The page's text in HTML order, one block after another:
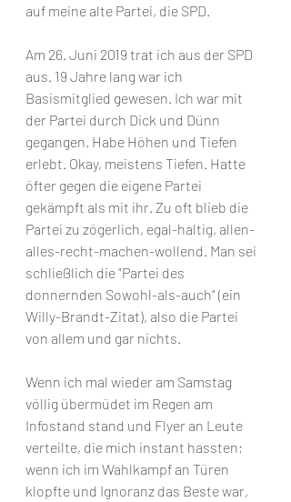
auf meine alte Partei, die SPD.
Am 26. Juni 2019 trat ich aus der SPD
aus. 19 Jahre lang war ich
Basismitglied gewesen. Ich war mit
der Partei durch Dick und Dünn
gegangen. Habe Höhen und Tiefen
erlebt. Okay, meistens Tiefen. Hatte
öfter gegen die eigene Partei
gekämpft als mit ihr. Zu oft blieb die
Partei zu zögerlich, egal-haltig, allen-
alles-recht-machen-wollend. Man sei
schließlich die "Partei des
donnernden Sowohl-als-auch" (ein
Willy-Brandt-Zitat), also die Partei
von allem und gar nichts.
Wenn ich mal wieder am Samstag
völlig übermüdet im Regen am
Infostand stand und Flyer an Leute
verteilte, die mich instant hassten;
wenn ich im Wahlkampf an Türen
klopfte und Ignoranz das Beste war,